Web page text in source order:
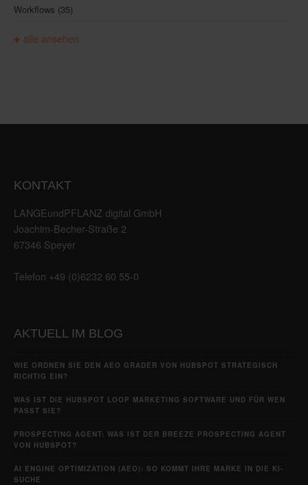
Workflows (35)
alle ansehen
KONTAKT
LANGEundPFLANZ digital GmbH
Joachim-Becher-Straße 2
67346 Speyer
Telefon +49 (0)6232 60 55-0
AKTUELL IM BLOG
WIE ORDNEN SIE DEN AEO GRADER VON HUBSPOT STRATEGISCH
RICHTIG EIN?
WAS IST DIE HUBSPOT LOOP MARKETING SOFTWARE UND FÜR WEN
PASST SIE?
PROSPECTING AGENT: WAS IST DER BREEZE PROSPECTING AGENT
VON HUBSPOT?
AI ENGINE OPTIMIZATION (AEO): SO KOMMT IHRE MARKE IN DIE KI-
SUCHE